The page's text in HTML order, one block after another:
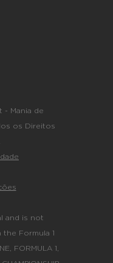
- Mania de
os Direitos
and is not
Formula 1
FORMULA 1,